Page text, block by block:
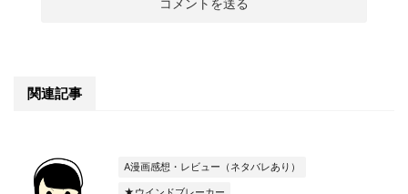
関連記事
A漫画感想・レビュー（ネタバレあり）